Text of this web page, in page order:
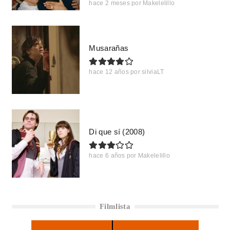
hace 2 meses por Makelelillo
Musarañas
hace 12 años por silviaLT
Di que sí (2008)
hace 6 años por Makelelillo
Filmlista